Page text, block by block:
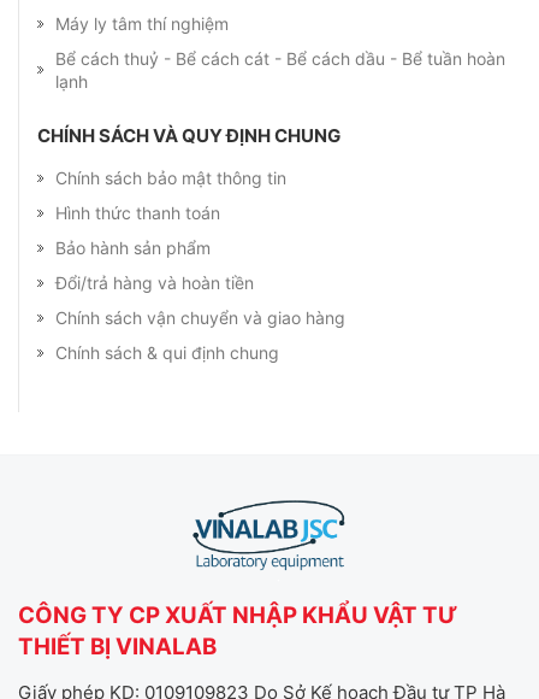
Máy ly tâm thí nghiệm
Bể cách thuỷ - Bể cách cát - Bể cách dầu - Bể tuần hoàn
lạnh
CHÍNH SÁCH VÀ QUY ĐỊNH CHUNG
Chính sách bảo mật thông tin
Hình thức thanh toán
Bảo hành sản phẩm
Đổi/trả hàng và hoàn tiền
Chính sách vận chuyển và giao hàng
Chính sách & qui định chung
CÔNG TY CP XUẤT NHẬP KHẨU VẬT TƯ
THIẾT BỊ VINALAB
Giấy phép KD: 0109109823 Do Sở Kế hoạch Đầu tư TP Hà